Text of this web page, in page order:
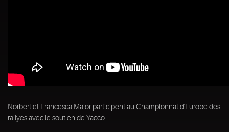
Norbert et Francesca Maior participent au Championnat d'Europe des
rallyes avec le soutien de Yacco